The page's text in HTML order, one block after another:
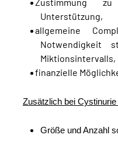
Unterstützung,
allgemeine
Notwendigkeit
Miktionsintervalls,
finanzielle
Zusätzlich bei
Größe und Anzahl